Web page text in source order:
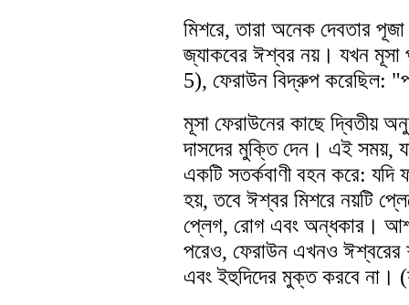
মিশরে, তারা অনেক দেবতার
জ্যাকবের ঈশ্বর নয়। যখন মূসা
5), ফেরাউন বিদ্রুপ করেছিল:
মূসা ফেরাউনের কাছে দ্বিতীয়
দাসদের মুক্তি দেন। এই সময়,
একটি সতর্কবাণী বহন করে: যদি
হয়, তবে ঈশ্বর মিশরে নয়টি
প্লেগ, রোগ এবং অন্ধকার।
পরেও, ফেরাউন এখনও ঈশ্বরের
এবং ইহুদিদের মুক্ত করবে না।